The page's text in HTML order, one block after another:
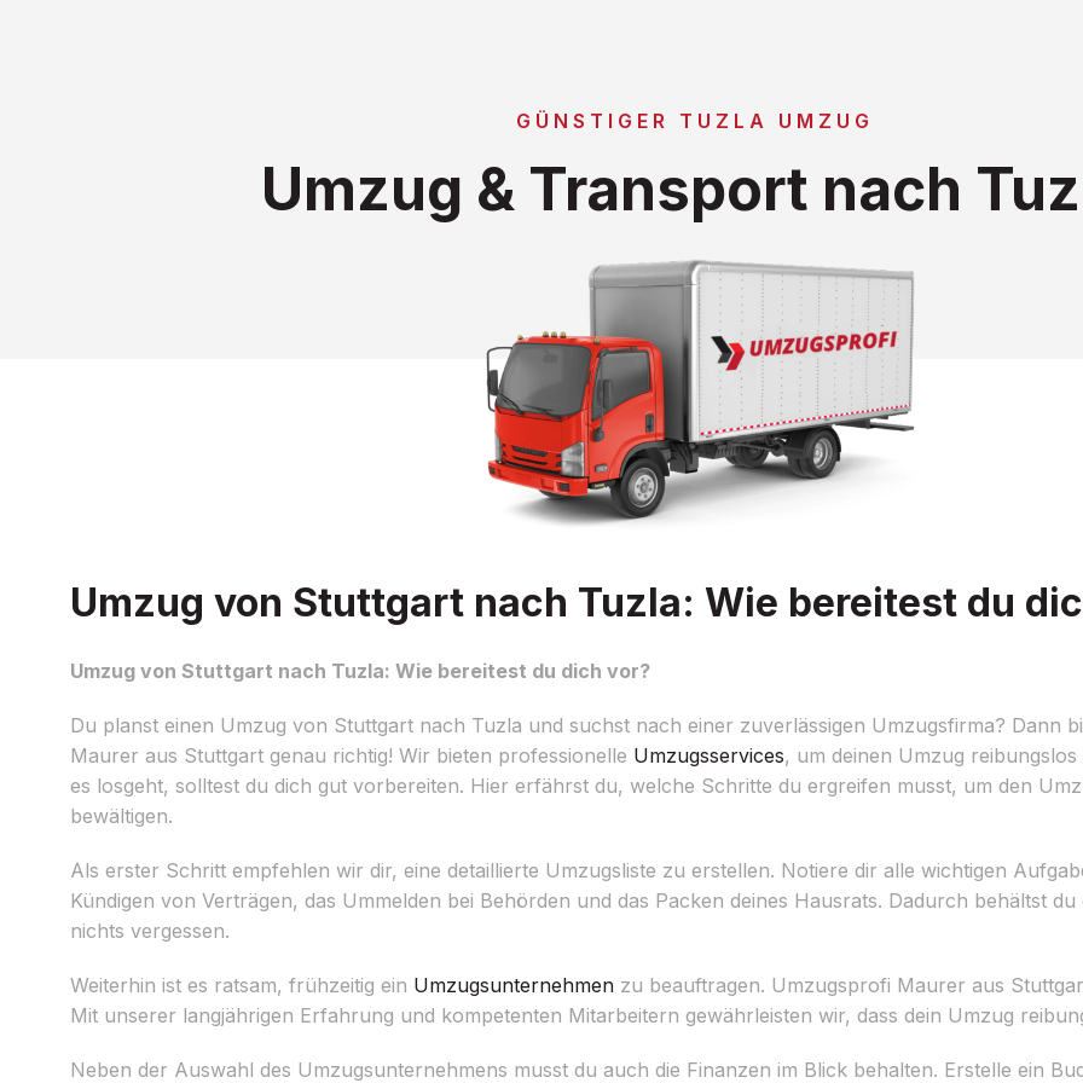
GÜNSTIGER TUZLA UMZUG
Umzug & Transport nach
Umzug von Stuttgart nach Tuzla: Wie bereitest du
Umzug von Stuttgart nach Tuzla: Wie bereitest du dich vor?
Du planst einen Umzug von Stuttgart nach Tuzla und suchst nach einer zuverlässigen Umzugsfirma? Dann
Maurer aus Stuttgart genau richtig! Wir bieten professionelle Umzugsservices, um deinen Umzug
es losgeht, solltest du dich gut vorbereiten. Hier erfährst du, welche Schritte du ergreifen musst, um den
bewältigen.
Als erster Schritt empfehlen wir dir, eine detaillierte Umzugsliste zu erstellen. Notiere dir alle wichtigen
Kündigen von Verträgen, das Ummelden bei Behörden und das Packen deines Hausrats. Dadurch behältst
nichts vergessen.
Weiterhin ist es ratsam, frühzeitig ein Umzugsunternehmen zu beauftragen. Umzugsprofi Maurer aus
Mit unserer langjährigen Erfahrung und kompetenten Mitarbeitern gewährleisten wir, dass dein Umzug
Neben der Auswahl des Umzugsunternehmens musst du auch die Finanzen im Blick behalten. Erstelle ein